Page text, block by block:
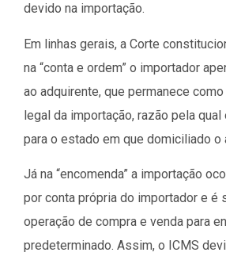
devido na importação.
Em linhas gerais, a Corte
na “conta e ordem” o importador
ao adquirente, que permanece
legal da importação, razão pela
para o estado em que domiciliado o
Já na “encomenda” a importação
por conta própria do importador e é
operação de compra e venda para
predeterminado. Assim, o ICMS